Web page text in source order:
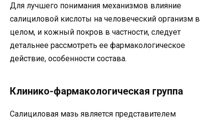
Для лучшего понимания механизмов влияние
салициловой кислоты на человеческий организм в
целом, и кожный покров в частности, следует
детальнее рассмотреть ее фармакологическое
действие, особенности состава.
Клинико-фармакологическая группа
Салициловая мазь является представителем